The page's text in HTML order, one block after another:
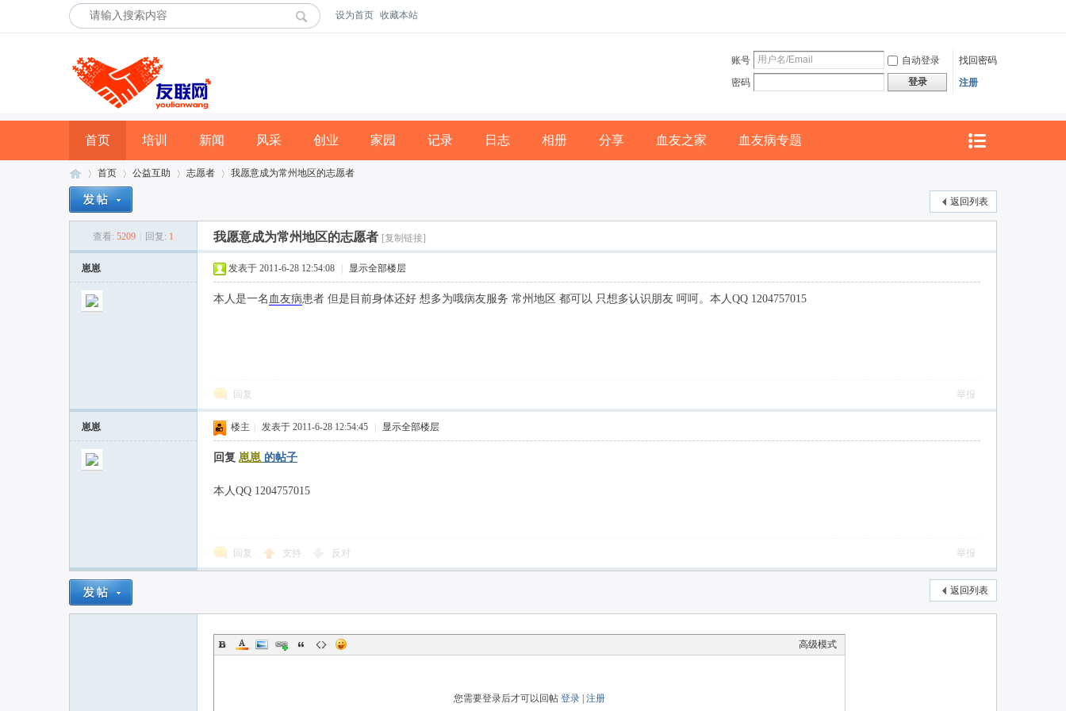
设为首页 收藏本站
账号 自动登录
找回密码
密码
登录 注册
首页 培训 新闻 风采 创业 家园 记录 日志 相册 分享 血友之家 血友病专题
首页
›
公益互助
›
志愿者
›
我愿意成为常州地区的志愿者
返回列表
查看: 5209 回复: 1 我愿意成为常州地区的志愿者 [复制链接]
崽崽 发表于 2011-6-28 12:54:08 显示全部楼层
本人是一名 血友病患者 但是目前身体还好 想多为哦病友服务 常州地区 都可以 只想多认识朋友 呵呵。本人QQ 1204757015
回复 举报
崽崽 楼主 发表于 2011-6-28 12:54:45 显示全部楼层
回复 崽崽的帖子
本人QQ 1204757015
回复 支持 反对 举报
返回列表
高级模式
您需要登录后才可以回帖 登录 注册